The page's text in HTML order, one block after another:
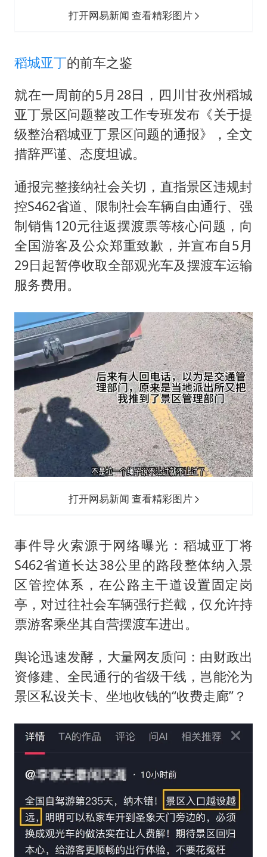
打开网易新闻 查看精彩图片
稻城亚丁的前车之鉴
就在一周前的5月28日，四川甘孜州稻城
亚丁景区问题整改工作专班发布《关于提
级整治稻城亚丁景区问题的通报》，全文
措辞严谨、态度坦诚。
通报完整接纳社会关切，直指景区违规封
控S462省道、限制社会车辆自由通行、强
制销售120元往返摆渡票等核心问题，向
全国游客及公众郑重致歉，并宣布自5月
29日起暂停收取全部观光车及摆渡车运输
服务费用。
打开网易新闻 查看精彩图片
事件导火索源于网络曝光：稻城亚丁将
S462省道长达38公里的路段整体纳入景
区管控体系，在公路主干道设置固定岗
亭，对过往社会车辆强行拦截，仅允许持
票游客乘坐其自营摆渡车进出。
舆论迅速发酵，大量网友质问：由财政出
资修建、全民通行的省级干线，岂能沦为
景区私设关卡、坐地收钱的“收费走廊”？